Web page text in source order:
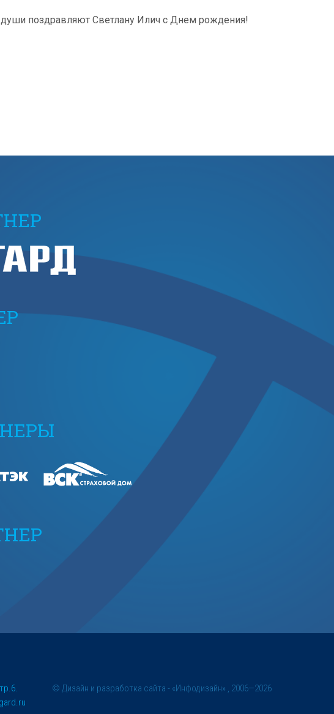
поздравляют Светлану Илич с Днем рождения!
© Дизайн и разработка сайта - «Инфодизайн» , 2006—2026